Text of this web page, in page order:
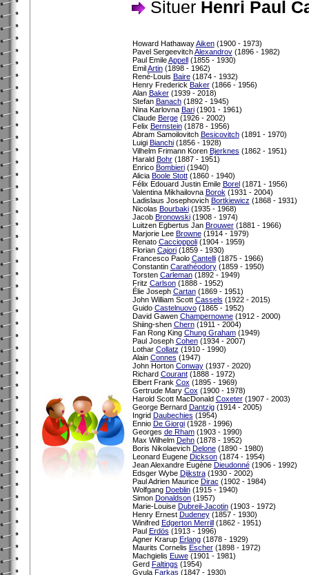
Situer Henri Paul
Howard HathawayAiken(1900 - 1973)
Pavel SergeevitchAlexandrov(1896 - 1982)
Paul EmileAppell(1855 - 1930)
EmilArtin(1898 - 1962)
René-Louis Baire(1874 - 1932)
Henry Frederick Baker(1866 - 1956)
Alan Baker(1939 - 2018)
Stefan Banach(1892 - 1945)
Nina Karlovna Bari(1901 - 1961)
Claude Berge(1926 - 2002)
Felix Bernstein(1878 - 1956)
Abram Samoilovitch Besicovitch(1891 - 1970)
Luigi Bianchi(1856 - 1928)
Vilhelm Frimann Koren Bjerknes (1862 - 1951)
Harald Bohr(1887 - 1951)
Enrico Bombieri(1940)
Alicia Boole Stott(1860 - 1940)
Félix Edouard Justin Emile Borel(1871 - 1956)
Valentina Mikhailovna Borok (1931 - 2004)
Ladislaus Josephovich Bortkiewicz (1868 - 1931)
Nicolas Bourbaki(1935 - 1968)
Jacob Bronowski(1908 - 1974)
Luitzen Egbertus Jan Brouwer(1881 - 1966)
Marjorie Lee Browne(1914 - 1979)
Renato Caccioppoli(1904 - 1959)
Florian Cajori(1859 - 1930)
Francesco Paolo Cantelli(1875 - 1966)
Constantin Carathéodory(1859 - 1950)
Torsten Carleman(1892 - 1949)
Fritz Carlson(1888 - 1952)
Élie Joseph Cartan(1869 - 1951)
John William Scott Cassels (1922 - 2015)
Guido Castelnuovo(1865 - 1952)
David Gawen Champernowne(1912 - 2000)
Shiing-shen Chern(1911 - 2004)
Fan Rong King Chung Graham(1949)
Paul Joseph Cohen(1934 - 2007)
Lothar Collatz (1910 - 1990)
Alain Connes (1947)
John Horton Conway(1937 - 2020)
Richard Courant(1888 - 1972)
Elbert Frank Cox (1895 - 1969)
Gertrude Mary Cox (1900 - 1978)
Harold Scott MacDonald Coxeter(1907 - 2003)
George Bernard Dantzig(1914 - 2005)
Ingrid Daubechies (1954)
Ennio De Giorgi(1928 - 1996)
Georges de Rham(1903 - 1990)
Max Wilhelm Dehn(1878 - 1952)
Boris Nikolaevich Delone(1890 - 1980)
Leonard Eugene Dickson(1874 - 1954)
Jean Alexandre Eugène Dieudonné(1906 - 1992)
Edsger Wybe Dijkstra(1930 - 2002)
Paul Adrien Maurice Dirac (1902 - 1984)
Wolfgang Doeblin(1915 - 1940)
Simon Donaldson(1957)
Marie-Louise Dubreil-Jacotin(1903 - 1972)
Henry Ernest Dudeney(1857 - 1930)
Winifred Edgerton Merrill(1862 - 1951)
Paul Erdös (1913 - 1996)
Agner Krarup Erlang(1878 - 1929)
Maurits Cornelis Escher(1898 - 1972)
Machgielis Euwe(1901 - 1981)
Gerd Faltings (1954)
Gyula Farkas (1847 - 1930)